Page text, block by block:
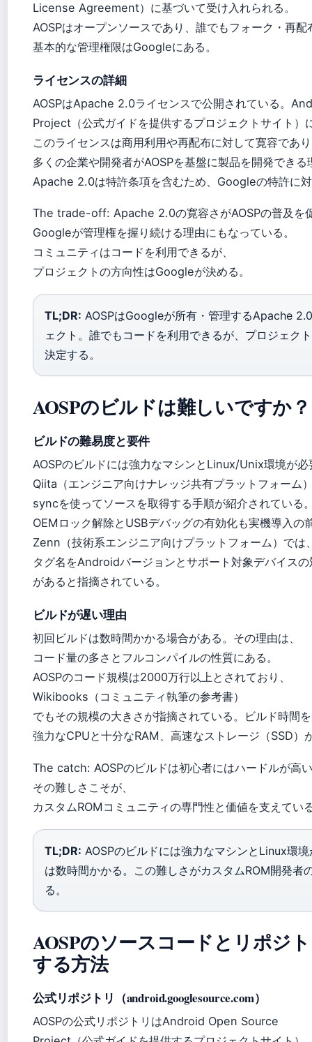
License Agreement）に基づいて受け入れられる。
AOSPはオープンソースであり、誰でもフォーク・再配
基本的な管理権限はGoogleにある。
ライセンスの詳細
AOSPはApache 2.0ライセンスで公開されている。
Project（公式ガイドを提供するプロジェクトサイト）
このライセンスは商用利用や再配布に対して寛容であ
多くの企業や開発者がAOSPを基盤に製品を開発でき
Apache 2.0は特許条項を含むため、Googleの特許に
The trade-off: Apache 2.0の寛容さがAOSPの普及を
Googleが管理権を握り続ける理由にもなっている。
コミュニティはコードを利用できるが、
プロジェクトの方向性はGoogleが決める。
TL;DR: AOSPはGoogleが所有・管理するApache
ェクト。誰でもコードを利用できるが、プロジェク
決定する。
AOSPのビルドは難しいですか？
ビルドの難易度と要件
AOSPのビルドには強力なマシンとLinux/Unix環境が必
Qiita（エンジニア向けナレッジ共有プラットフォー
syncを使ってソースを取得する手順が紹介されている
OEMロック解除とUSBデバッグの有効化も実機導入の
Zenn（技術系エンジニア向けプラットフォーム）では
タグ名をAndroidバージョンとサポート対象デバイス
があると指摘されている。
ビルドが遅い理由
初回ビルドは数時間かかる場合がある。その理由は、
コード量の多さとフルコンパイルの性質にある。
AOSPのコード規模は2000万行以上とされており、
Wikibooks（コミュニティ執筆の参考書）
でもその規模の大きさが指摘されている。ビルド時間
強力なCPUと十分なRAM、高速なストレージ（SSD）
The catch: AOSPのビルドは初心者にはハードルが高
その難しさこそが、
カスタムROMコミュニティの専門性と価値を支えてい
TL;DR: AOSPのビルドには強力なマシンとLinux環
は数時間かかる。この難しさがカスタムROM開発者
る。
AOSPのソースコードとリポジ
する方法
公式リポジトリ（android.googlesource.com）
AOSPの公式リポジトリはAndroid Open Source